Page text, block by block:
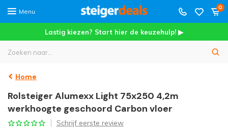
Menu
0
Lastig kiezen? Start hier de keuzehulp! ▶
Home
Rolsteiger Alumexx Light 75x250 4,2m
werkhoogte geschoord Carbon vloer
Schrijf eerste review